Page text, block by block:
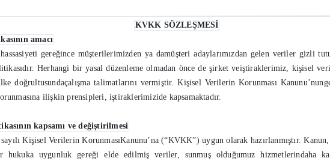
KVKK SÖZLEŞMESİ
amacı
gereğince müşterilerimizden ya damüşteri adaylarımızdan gelen veriler gizli
Herhangi bir yasal düzenleme olmadan önce de şirket veiştiraklerimiz, kişisel
doğrultusundaçalışma talimatlarını vermiştir. Kişisel Verilerin Korunması
ilişkin prensipleri, iştiraklerimizide kapsamaktadır.
kapsamı ve değiştirilmesi
Kişisel Verilerin KorunmasıKanunu’na (“KVKK”) uygun olarak hazırlanmıştır.
hukuka uygunluk gereği elde edilmiş veriler, sunmuş olduğumuz